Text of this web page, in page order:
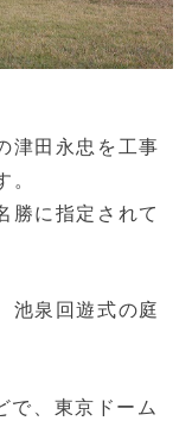
津田永忠を工事
。
勝に指定されて
池泉回遊式の庭
で、東京ドーム